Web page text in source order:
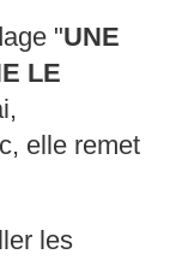
"UNE
LE
elle remet
les